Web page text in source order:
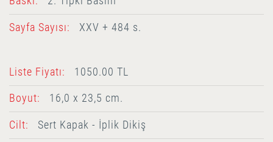
Sayfa Sayısı: XXV + 484 s.
Liste Fiyatı: 1050.00 TL
Boyut: 16,0 x 23,5 cm.
Cilt: Sert Kapak - İplik Dikiş